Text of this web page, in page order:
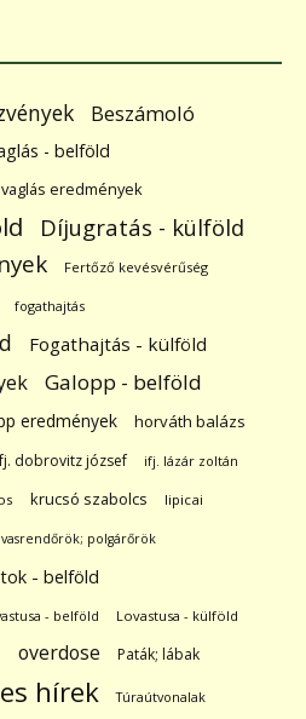
Beszámoló
- belföld
eredmények
Díjugratás - külföld
Fertőző kevésvérűség
fogathajtás
Fogathajtás - külföld
Galopp - belföld
eredmények horváth balázs
dobrovitz józsef ifj. lázár zoltán
krucsó szabolcs lipicai
polgárőrök
- belföld
- belföld Lovastusa - külföld
overdose Paták; lábak
hírek Túraútvonalak